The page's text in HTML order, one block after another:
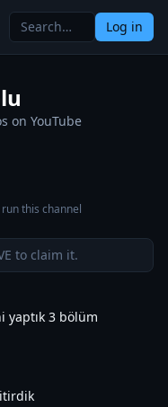
Log in
on YouTube
this channel
to claim it.
yaptık 3 bölüm